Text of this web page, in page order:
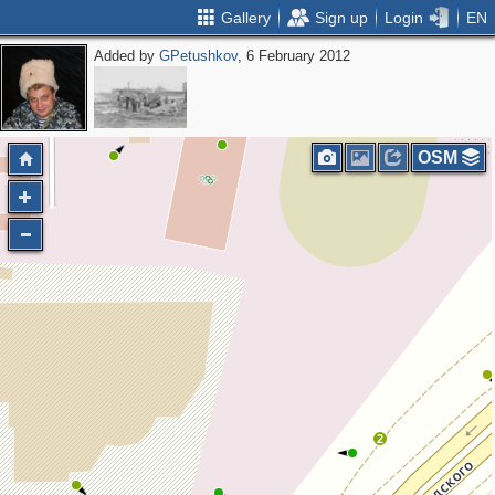
Gallery Sign up Login EN
Added byGPetushkov, 6 February 2012
2
OSM